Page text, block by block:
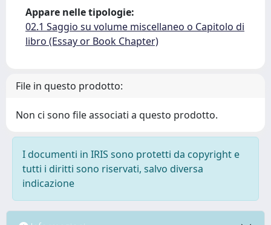
Appare nelle tipologie:
02.1 Saggio su volume miscellaneo o Capitolo di
libro (Essay or Book Chapter)
File in questo prodotto:
Non ci sono file associati a questo prodotto.
I documenti in IRIS sono protetti da copyright e
tutti i diritti sono riservati, salvo diversa
indicazione